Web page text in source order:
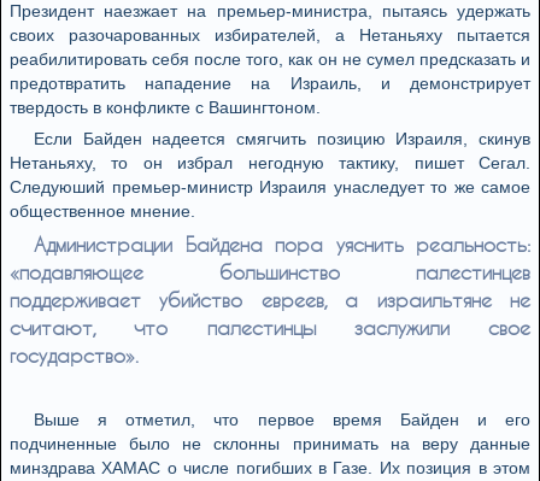
Президент наезжает на премьер-министра, пытаясь удержать
своих разочарованных избирателей, а Нетаньяху пытается
реабилитировать себя после того, как он не сумел предсказать и
предотвратить нападение на Израиль, и демонстрирует
твердость в конфликте с Вашингтоном.
Если Байден надеется смягчить позицию Израиля, скинув
Нетаньяху, то он избрал негодную тактику, пишет Сегал.
Следуюший премьер-министр Израиля унаследует то же самое
общественное мнение.
Администрации Байдена пора уяснить реальность:
«подавляющее большинство палестинцев
поддерживает убийство евреев, а израильтяне не
считают, что палестинцы заслужили свое
государство».
Выше я отметил, что первое время Байден и его
подчиненные было не склонны принимать на веру данные
минздрава ХАМАС о числе погибших в Газе. Их позиция в этом